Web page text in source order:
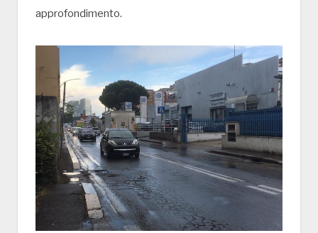
approfondimento.